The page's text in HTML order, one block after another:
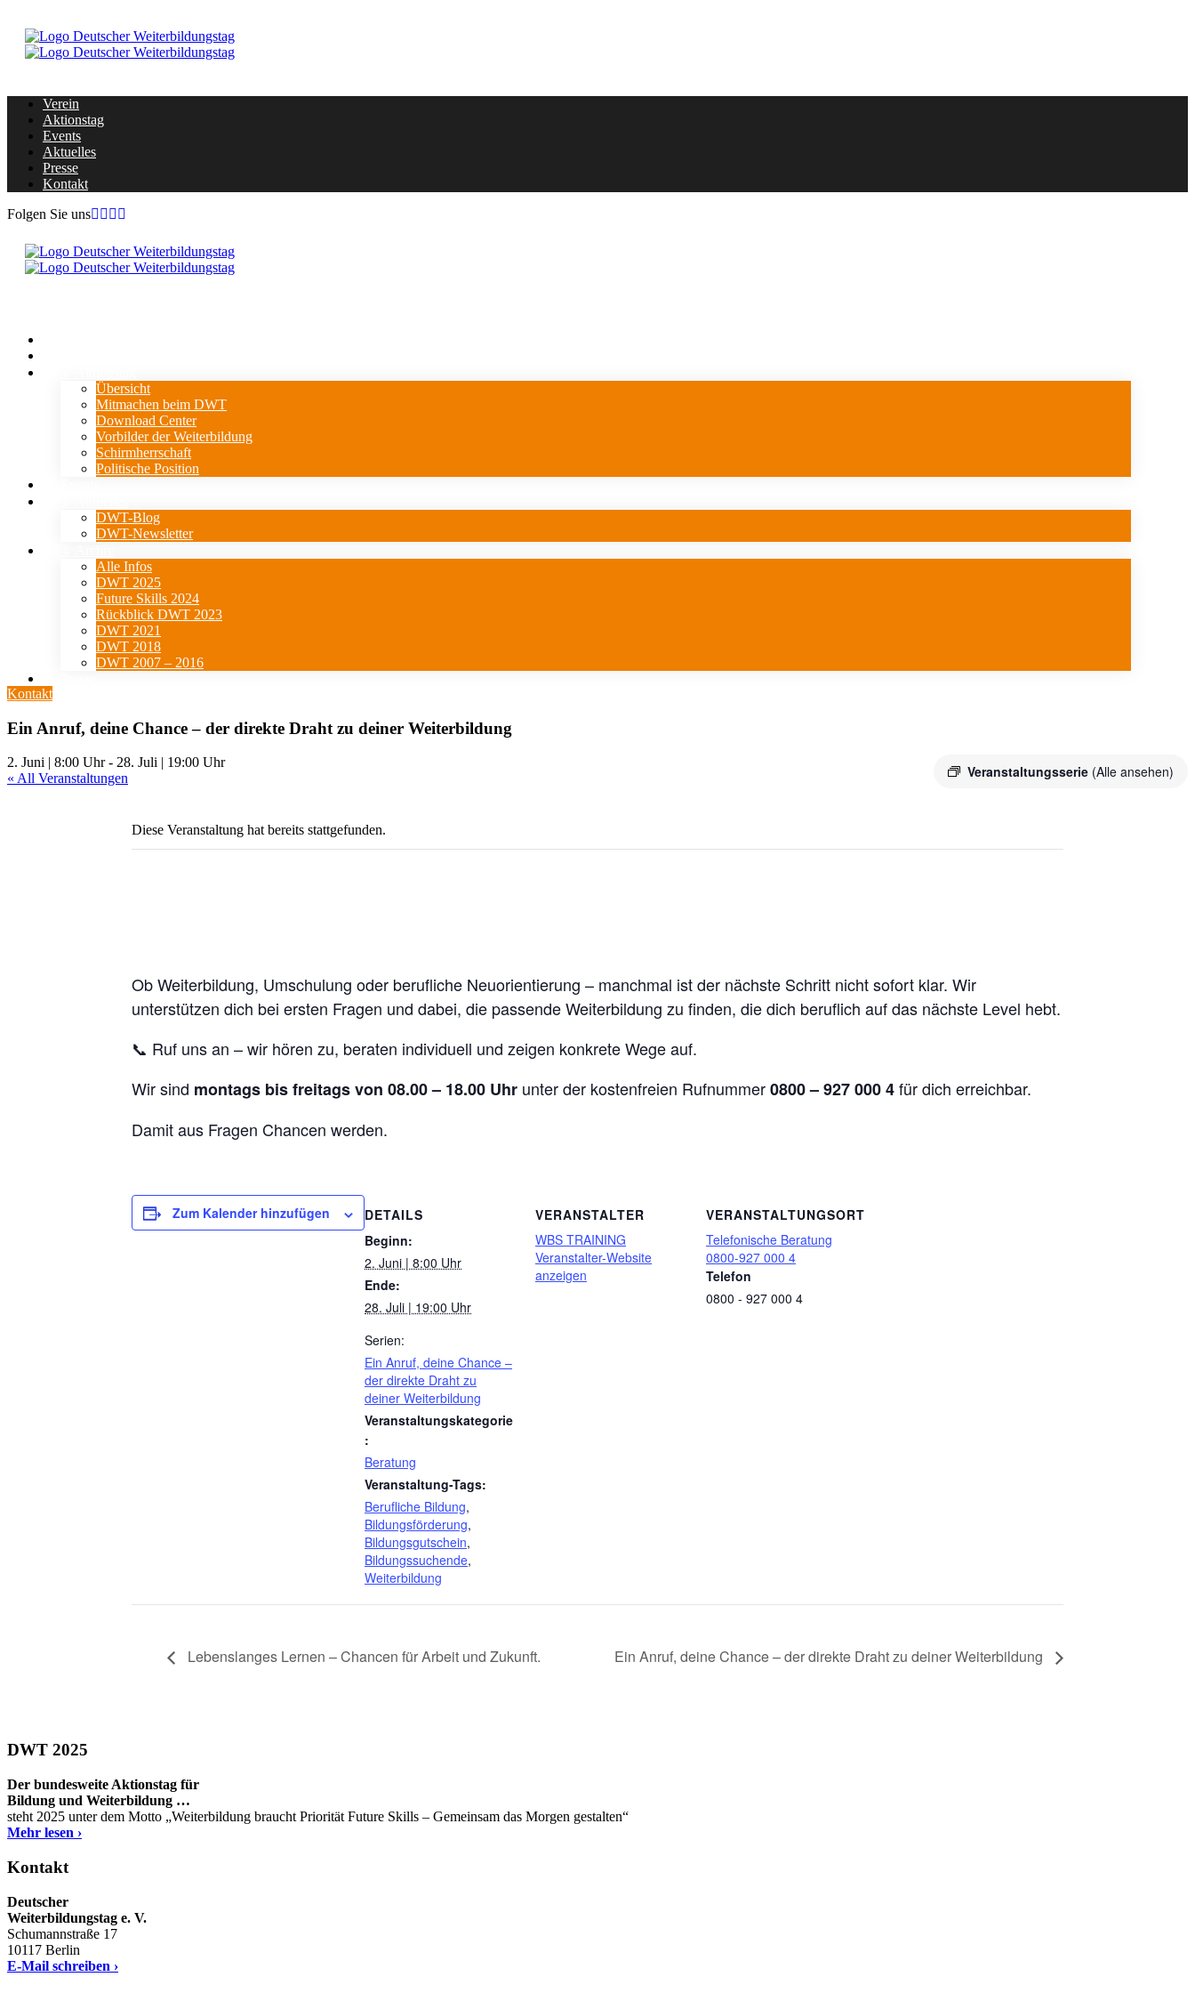
Verein
Aktionstag
Events
Aktuelles
Presse
Kontakt
Folgen Sie uns
Übersicht
Mitmachen beim DWT
Download Center
Vorbilder der Weiterbildung
Schirmherrschaft
Politische Position
DWT-Blog
DWT-Newsletter
Alle Infos
DWT 2025
Future Skills 2024
Rückblick DWT 2023
DWT 2021
DWT 2018
DWT 2007 – 2016
Kontakt
Ein Anruf, deine Chance – der direkte Draht zu deiner Weiterbildung
2. Juni | 8:00 Uhr- 28. Juli | 19:00 Uhr
Veranstaltungsserie (Alle ansehen)
« All Veranstaltungen
Diese Veranstaltung hat bereits stattgefunden.
Ob Weiterbildung, Umschulung oder berufliche Neuorientierung – manchmal ist der nächste Schritt nicht sofort klar. Wir
unterstützen dich bei ersten Fragen und dabei, die passende Weiterbildung zu finden, die dich beruflich auf das nächste Level hebt.
📞 Ruf uns an – wir hören zu, beraten individuell und zeigen konkrete Wege auf.
Wir sind montags bis freitags von 08.00 – 18.00 Uhr unter der kostenfreien Rufnummer0800 – 927 000 4für dich erreichbar.
Damit aus Fragen Chancen werden.
Zum Kalender hinzufügen
DETAILS
Beginn:
2. Juni | 8:00 Uhr
Ende:
28. Juli | 19:00 Uhr
Serien:
Ein Anruf, deine Chance –
der direkte Draht zu
deiner Weiterbildung
Veranstaltungskategorie
:
Beratung
Veranstaltung-Tags:
Berufliche Bildung,
Bildungsförderung,
Bildungsgutschein,
Bildungssuchende,
Weiterbildung
VERANSTALTER
WBS TRAINING
Veranstalter-Website
anzeigen
VERANSTALTUNGSORT
Telefonische Beratung
0800-927 000 4
Telefon
0800 - 927 000 4
Lebenslanges Lernen – Chancen für Arbeit und Zukunft. Ein Anruf, deine Chance – der direkte Draht zu deiner Weiterbildung
DWT 2025
Der bundesweite Aktionstag für
Bildung und Weiterbildung …
steht 2025 unter dem Motto „Weiterbildung braucht Priorität Future Skills – Gemeinsam das Morgen gestalten“
Mehr lesen ›
Kontakt
Deutscher
Weiterbildungstag e. V.
Schumannstraße 17
10117 Berlin
E-Mail schreiben ›